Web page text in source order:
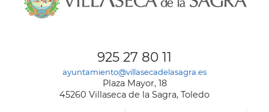
925 27 80 11
ayuntamiento@villasecadelasagra.es
Plaza Mayor, 18
45260 Villaseca de la Sagra, Toledo